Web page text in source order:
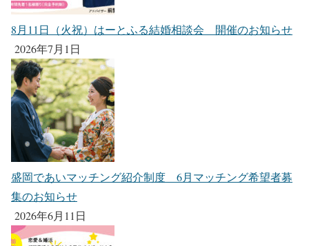
8月11日（火祝）はーとふる結婚相談会 開催のお知らせ
2026年7月1日
盛岡であいマッチング紹介制度 6月マッチング希望者募
集のお知らせ
2026年6月11日